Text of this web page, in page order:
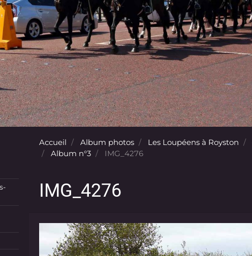
Accueil Album photos Les Loupéens à Royston
Album n°3
IMG_4276
IMG_4276